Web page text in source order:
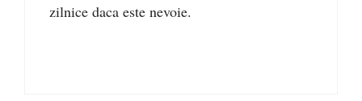
zilnice daca este nevoie.